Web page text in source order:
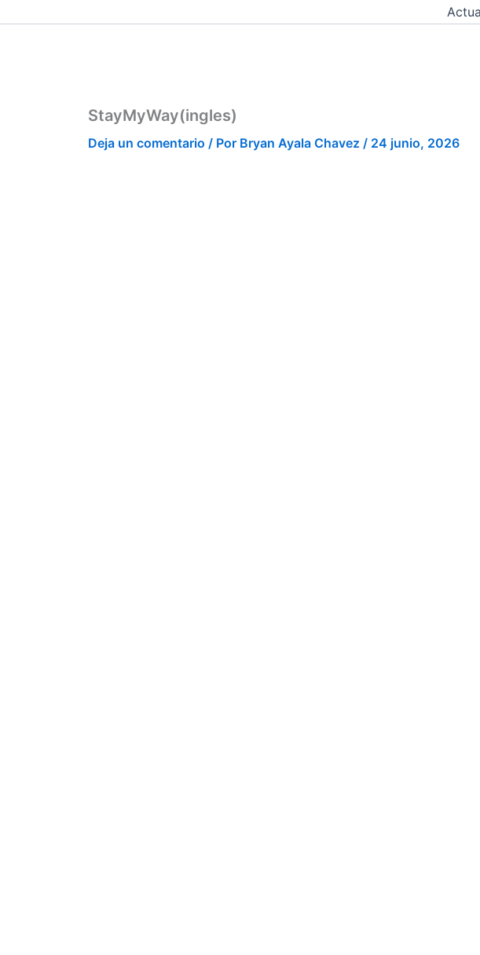
StayMyWay(ingles)
Deja un comentario / Por Bryan Ayala Chavez / 24 junio, 2026